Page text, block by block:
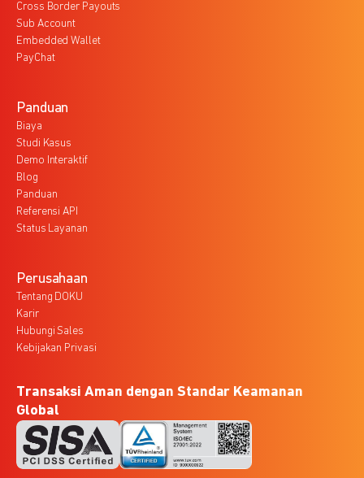
Cross Border Payouts
Sub Account
Embedded Wallet
PayChat
Panduan
Biaya
Studi Kasus
Demo Interaktif
Blog
Panduan
Referensi API
Status Layanan
Perusahaan
Tentang DOKU
Karir
Hubungi Sales
Kebijakan Privasi
Transaksi Aman dengan Standar Keamanan
Global